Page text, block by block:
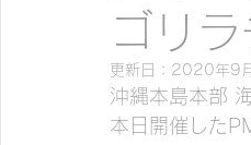
サップ（スタンドアッ
貸切クリアーカヤッ
ゴリ
更新日： 2020年9
沖縄本島本部
本日開催した